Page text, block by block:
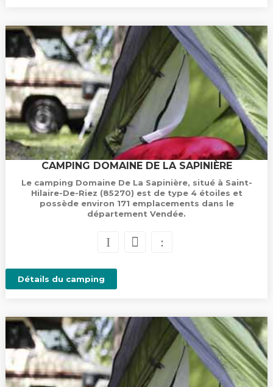
CAMPING DOMAINE DE LA SAPINIÈRE
Le camping Domaine De La Sapinière, situé à Saint-
Hilaire-De-Riez (85270) est de type 4 étoiles et
possède environ 171 emplacements dans le
département Vendée.
Détails du camping